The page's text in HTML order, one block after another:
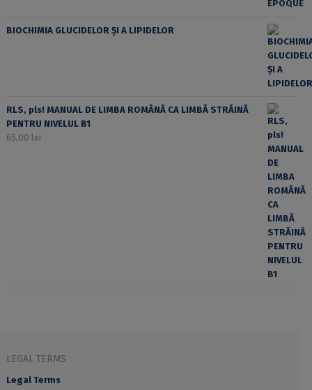
BIOCHIMIA GLUCIDELOR ȘI A LIPIDELOR
RLS, pls! MANUAL DE LIMBA ROMÂNĂ CA LIMBĂ STRĂINĂ
PENTRU NIVELUL B1
65,00 lei
LEGAL TERMS
Legal Terms